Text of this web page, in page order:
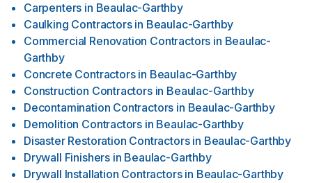
Carpenters in Beaulac-Garthby
Caulking Contractors in Beaulac-Garthby
Commercial Renovation Contractors in Beaulac-
Garthby
Concrete Contractors in Beaulac-Garthby
Construction Contractors in Beaulac-Garthby
Decontamination Contractors in Beaulac-Garthby
Demolition Contractors in Beaulac-Garthby
Disaster Restoration Contractors in Beaulac-Garthby
Drywall Finishers in Beaulac-Garthby
Drywall Installation Contractors in Beaulac-Garthby